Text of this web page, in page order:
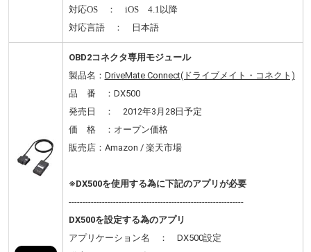
対応OS ： iOS 4.1以降
対応言語 ： 日本語
OBD2コネクタ専用モジュール
製品名： DriveMate Connect(ドライブメイト・コネクト)
品 番 ：DX500
発売日 ： 2012年3月28日予定
価 格 ：オープン価格
販売店：Amazon / 楽天市場
※DX500を使用する為に下記のアプリが必要
---------------------------------------------------------------
DX500を設定する為のアプリ
アプリケーション名 ： DX500設定